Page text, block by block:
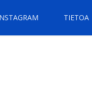
TIETOA